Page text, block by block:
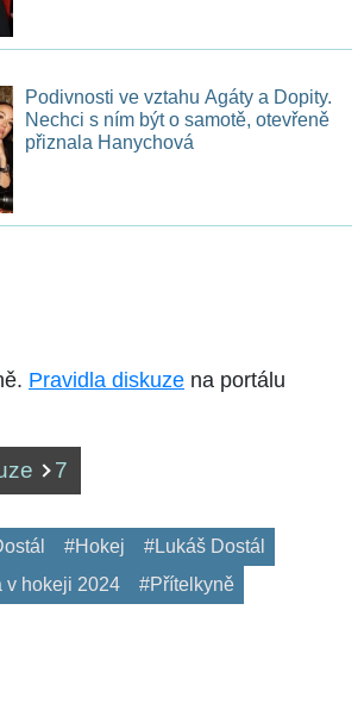
Podivnosti ve vztahu Agáty a Dopity.
Nechci s ním být o samotě, otevřeně
přiznala Hanychová
Pravidla diskuze na portálu
7
#Hokej
#Lukáš Dostál
v hokeji 2024
#Přítelkyně